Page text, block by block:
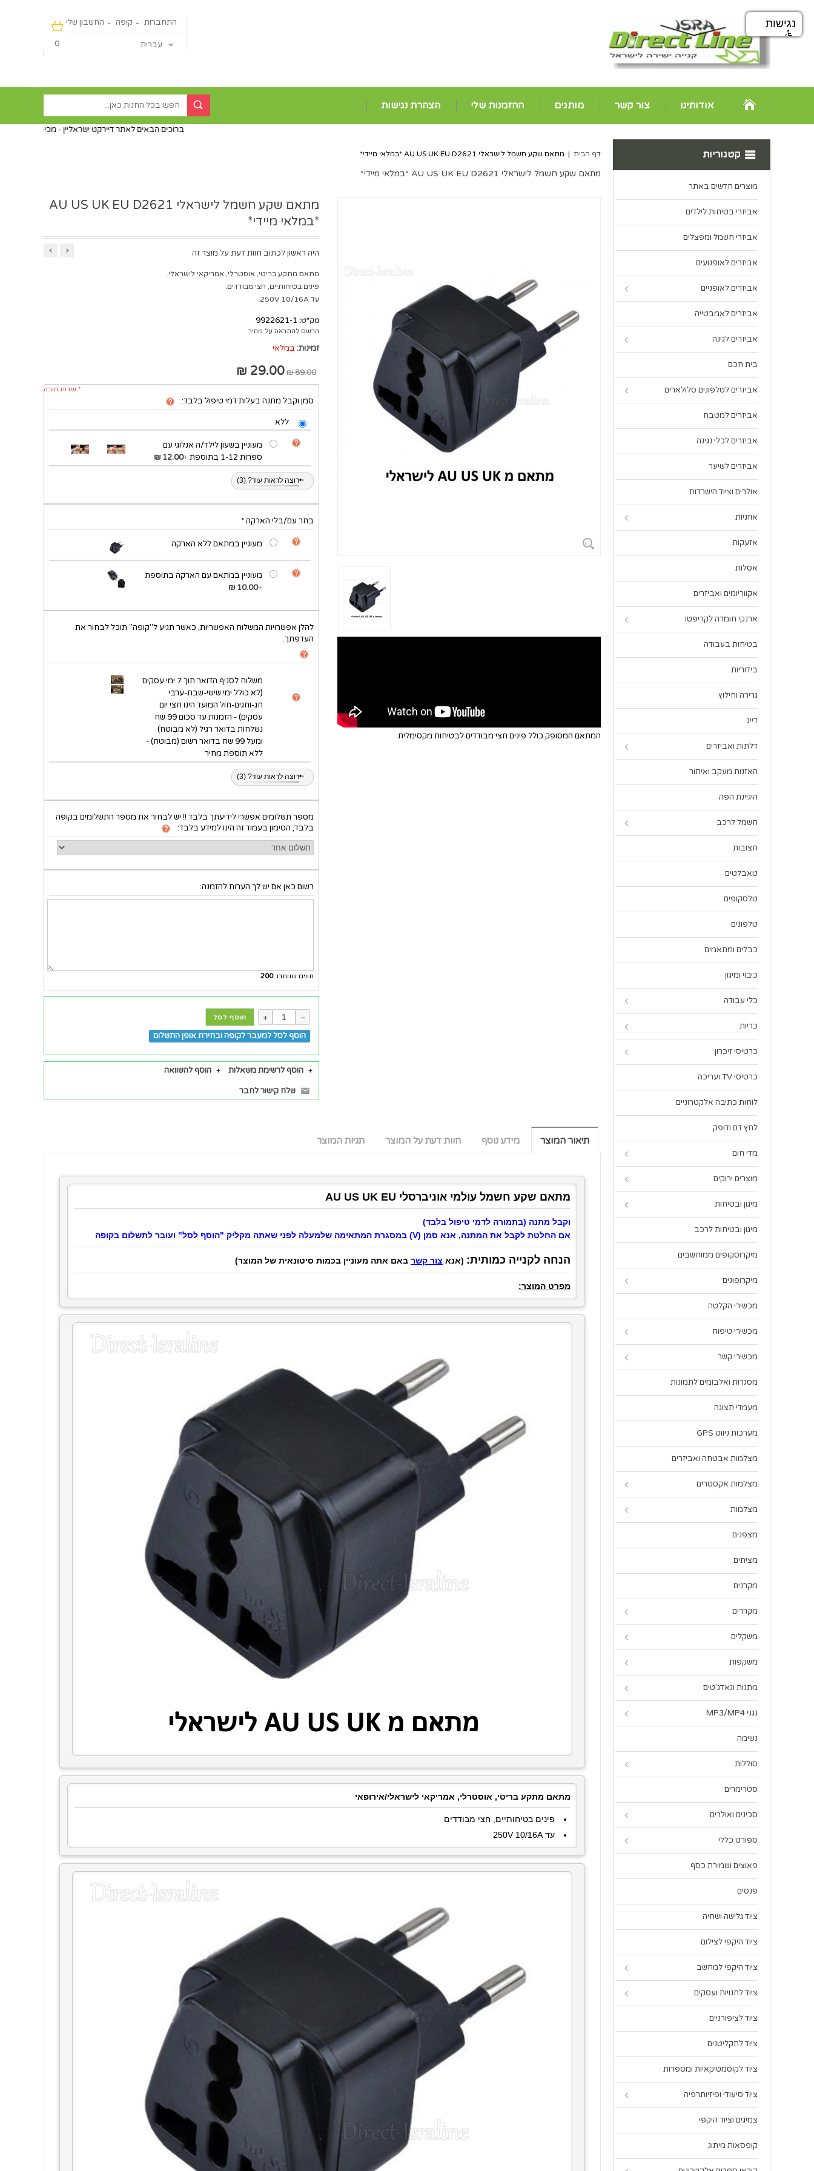
0
החשבון שלי קופה התחברות
עברית
אודותינו צור קשר מותגים ההזמנות שלי הצהרת נגישות
ברוכים הבאים לאתר דיירקט ישראליין - מכירה מהיבואן ישירות לצרכן
דף הבית | מתאם שקע חשמל לישראלי AU US UK EU D2621 *במלאי מיידי*
מתאם שקע חשמל לישראלי AU US UK EU D2621 *במלאי מיידי*
המתאם המסופק כולל פינים חצי מבודדים לבטיחות מקסימלית
מתאם שקע חשמל לישראלי AU US UK EU D2621
*במלאי מיידי*
היה ראשון לכתוב חוות דעת על מוצר זה
מתאם מתקע בריטי, אוסטרלי, אמריקאי לישראלי.
פינים בטיחותיים, חצי מבודדים.
עד 250V 10/16A.
מק"ט: 9922621-1
הרשם להתראה על מחיר
זמינות: במלאי
89.00 ₪
29.00 ₪
סמן וקבל מתנה בעלות דמי טיפול בלבד:
ללא
מעוניין בשעון לילד/ה אנלוגי עם
ספרות 1-12 בתוספת
+
12.00 ₪
•• רוצה לראות עוד? (3)
בחר עם/בלי הארקה*
מעוניין במתאם ללא הארקה
מעוניין במתאם עם הארקה בתוספת
+
10.00 ₪
להלן אפשרויות המשלוח האפשריות, כאשר תגיע ל"קופה" תוכל לבחור את
העדפתך.
משלוח לסניף הדואר תוך 7 ימי עסקים
(לא כולל ימי שישי-שבת-ערבי
חג-וחגים-חול המועד הינו חצי יום
עסקים) - הזמנות עד סכום 99 שח
נשלחות בדואר רגיל (לא מבוטח)
ומעל 99 שח בדואר רשום (מבוטח) -
ללא תוספת מחיר
•• רוצה לראות עוד? (3)
מספר תשלומים אפשרי לידיעתך בלבד !! יש לבחור את מספר התשלומים בקופה
בלבד, הסימון בעמוד זה הינו למידע בלבד:
רשום כאן אם יש לך הערות להזמנה:
תווים שנותרו:200
* שדות חובה
−
+ הוסף לסל
הוסף לסל למעבר לקופה ובחירת אופן התשלום
הוסף לרשימת משאלות הוסף להשוואה
שלח קישור לחבר
תיאור המוצר מידע נוסף חוות דעת על המוצר תגיות המוצר
מתאם שקע חשמל עולמי אוניברסלי AU US UK EU
וקבל מתנה (בתמורה לדמי טיפול בלבד)
אם החלטת לקבל את המתנה, אנא סמן (V) במסגרת המתאימה שלמעלה לפני שאתה מקליק "הוסף לסל" ועובר לתשלום בקופה
הנחה לקנייה כמותית: (אנא צור קשר באם אתה מעוניין בכמות סיטונאית של המוצר)
מפרט המוצר:
מתאם מתקע בריטי, אוסטרלי, אמריקאי לישראלי/אירופאי
פינים בטיחותיים, חצי מבודדים
עד250V 10/16A
קטגוריות
מוצרים חדשים באתר
אביזרי בטיחות לילדים
אביזרי חשמל ומפצלים
אביזרים לאופנועים
אביזרים לאופניים
אביזרים לאמבטייה
אביזרים לגינה
בית חכם
אביזרים לטלפונים סלולארים
אביזרים למטבח
אביזרים לכלי נגינה
אביזרים לשיער
אולרים וציוד הישרדות
אוזניות
אזעקות
אסלות
אקווריומים ואביזרים
ארנקי חומרה לקריפטו
בטיחות בעבודה
בידוריות
גרירה וחילוץ
דייג
דלתות ואביזרים
האזנות מעקב ואיתור
היגיינת הפה
חשמל לרכב
חצובות
טאבלטים
טלסקופים
טלפונים
כבלים ומתאמים
כיבוי ומיגון
כלי עבודה
כריות
כרטיסי זיכרון
כרטיסי TV ועריכה
לוחות כתיבה אלקטרוניים
לחץ דם ודופק
מדי חום
מוצרים ירוקים
מיגון ובטיחות
מיגון ובטיחות לרכב
מיקרוסקופים ממוחשבים
מיקרופונים
מכשירי הקלטה
מכשירי טיפוח
מכשירי קשר
מסגרות ואלבומים לתמונות
מעמדי תצוגה
מערכות ניווט GPS
מצלמות אבטחה ואביזרים
מצלמות אקסטרים
מצלמות
מצפנים
מציתים
מקרנים
מקררים
משקלים
משקפות
מתנות וגאדג'טים
נגני MP3/MP4
נשימה
סוללות
סטרימרים
סכינים ואולרים
ספורט כללי
פאוצים ושמירת כסף
פנסים
ציוד גלישה ושחיה
ציוד היקפי לצילום
ציוד היקפי למחשב
ציוד לחנויות ועסקים
ציוד לציפורניים
ציוד לתקליטנים
ציוד לקוסמטיקאיות ומספרות
ציוד סיעודי ופיזיותרפיה
צמיגים וציוד היקפי
קופסאות מיתוג
נגישות